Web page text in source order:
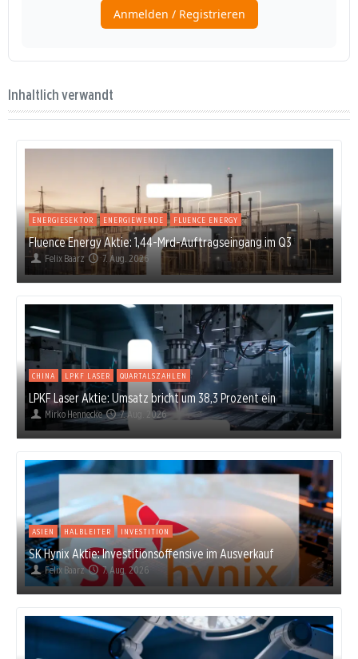
Inhaltlich verwandt
ENERGIESEKTOR ENERGIEWENDE FLUENCE ENERGY
Fluence Energy Aktie: 1,44-Mrd-Auftragseingang im Q3
Felix Baarz 7. Aug. 2026
CHINA LPKF LASER QUARTALSZAHLEN
LPKF Laser Aktie: Umsatz bricht um 38,3 Prozent ein
Mirko Hennecke 7. Aug. 2026
ASIEN HALBLEITER INVESTITION
SK Hynix Aktie: Investitionsoffensive im Ausverkauf
Felix Baarz 7. Aug. 2026